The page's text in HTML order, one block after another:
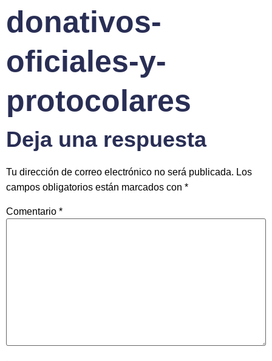
donativos-
oficiales-y-
protocolares
Deja una respuesta
Tu dirección de correo electrónico no será publicada. Los
campos obligatorios están marcados con *
Comentario *